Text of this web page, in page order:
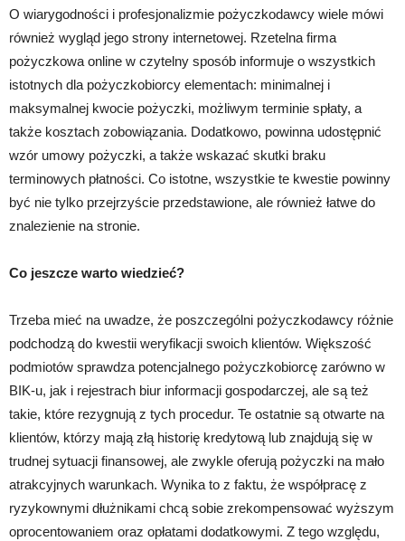
O wiarygodności i profesjonalizmie pożyczkodawcy wiele mówi
również wygląd jego strony internetowej. Rzetelna firma
pożyczkowa online w czytelny sposób informuje o wszystkich
istotnych dla pożyczkobiorcy elementach: minimalnej i
maksymalnej kwocie pożyczki, możliwym terminie spłaty, a
także kosztach zobowiązania. Dodatkowo, powinna udostępnić
wzór umowy pożyczki, a także wskazać skutki braku
terminowych płatności. Co istotne, wszystkie te kwestie powinny
być nie tylko przejrzyście przedstawione, ale również łatwe do
znalezienie na stronie.
Co jeszcze warto wiedzieć?
Trzeba mieć na uwadze, że poszczególni pożyczkodawcy różnie
podchodzą do kwestii weryfikacji swoich klientów. Większość
podmiotów sprawdza potencjalnego pożyczkobiorcę zarówno w
BIK-u, jak i rejestrach biur informacji gospodarczej, ale są też
takie, które rezygnują z tych procedur. Te ostatnie są otwarte na
klientów, którzy mają złą historię kredytową lub znajdują się w
trudnej sytuacji finansowej, ale zwykle oferują pożyczki na mało
atrakcyjnych warunkach. Wynika to z faktu, że współpracę z
ryzykownymi dłużnikami chcą sobie zrekompensować wyższym
oprocentowaniem oraz opłatami dodatkowymi. Z tego względu,